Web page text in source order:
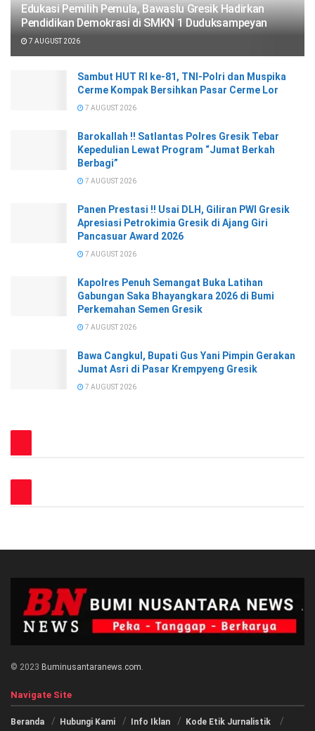
Edukasi Pemilih Pemula, Bawaslu Gresik Hadirkan
Pendidikan Demokrasi di SMKN 1 Duduksampeyan
7 AUGUST 2026
Sambut HUT RI ke-81, TNI-Polri dan Muspika
Cerme Kompak Bersihkan Pasar Cerme Lor
7 AUGUST 2026
Barokallah !! Satlantas Polres Gresik Tebar
Kepedulian Lewat Program “Jumat Berkah
Berbagi”
7 AUGUST 2026
Panen Prestasi !! Usai DLH, Giliran PWI Gresik
Apresiasi Petrokimia Gresik di Ajang Giri
Pancasuar Award 2026
7 AUGUST 2026
Kapolres Penuh Semangat Buka Latihan
Gabungan Saka Bhayangkara 2026 di Bumi
Perkemahan Semen Gresik
7 AUGUST 2026
Bawa Cangkul, Bupati Gus Yani Pimpin Gerakan
Jumat Asri di Pasar Krempyeng Gresik
7 AUGUST 2026
© 2023 Buminusantaranews.com
Navigate Site
Beranda Hubungi Kami Info Iklan Kode Etik Jurnalistik